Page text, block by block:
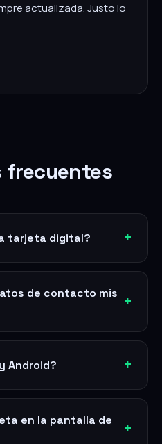
actualizada. Justo lo
frecuentes
tarjeta digital?
de contacto mis
Android?
en la pantalla de